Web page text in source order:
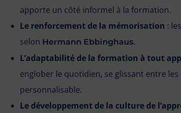
apporte un côté informel à la formation.
Le renforcement de la mémorisation :
selon Hermann Ebbinghaus.
L’adaptabilité de la formation à tout
englober le quotidien, se glissant entre
personnalisable.
Le développement de la culture de